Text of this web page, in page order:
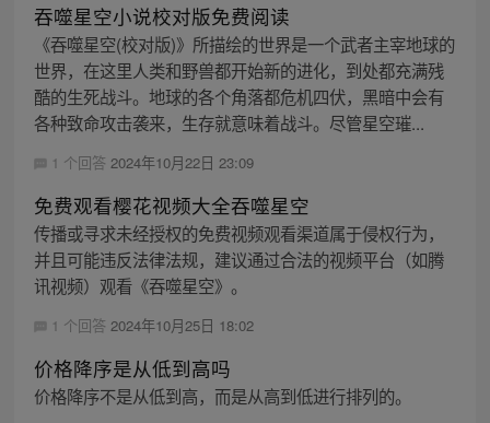
吞噬星空小说校对版免费阅读
《吞噬星空(校对版)》所描绘的世界是一个武者主宰地球的
世界，在这里人类和野兽都开始新的进化，到处都充满残
酷的生死战斗。地球的各个角落都危机四伏，黑暗中会有
各种致命攻击袭来，生存就意味着战斗。尽管星空璀...
1 个回答 2024年10月22日 23:09
免费观看樱花视频大全吞噬星空
传播或寻求未经授权的免费视频观看渠道属于侵权行为，
并且可能违反法律法规，建议通过合法的视频平台（如腾
讯视频）观看《吞噬星空》。
1 个回答 2024年10月25日 18:02
价格降序是从低到高吗
价格降序不是从低到高，而是从高到低进行排列的。